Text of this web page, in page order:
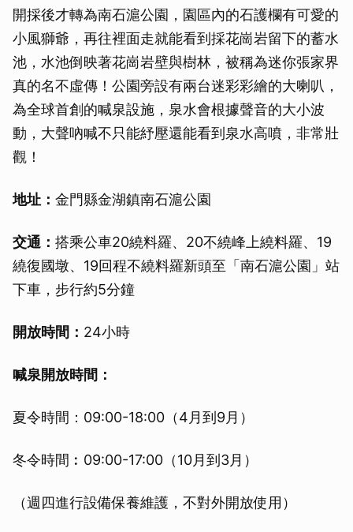
開採後才轉為南石滬公園，園區內的石護欄有可愛的
小風獅爺，再往裡面走就能看到採花崗岩留下的蓄水
池，水池倒映著花崗岩壁與樹林，被稱為迷你張家界
真的名不虛傳！公園旁設有兩台迷彩彩繪的大喇叭，
為全球首創的喊泉設施，泉水會根據聲音的大小波
動，大聲吶喊不只能紓壓還能看到泉水高噴，非常壯
觀！
地址： 金門縣金湖鎮南石滬公園
交通： 搭乘公車20繞料羅、20不繞峰上繞料羅、19
繞復國墩、19回程不繞料羅新頭至「南石滬公園」站
下車，步行約5分鐘
開放時間： 24小時
喊泉開放時間：
夏令時間：09:00-18:00（4月到9月）
冬令時間︰09:00-17:00（10月到3月）
（週四進行設備保養維護，不對外開放使用）